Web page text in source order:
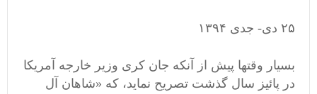
٢۵ دی- جدی ١٣٩۴
بسیار وقتها پیش از آنکه جان کری وزیر خارجه آمریکا
در پائیز سال گذشت تصریح نماید، که «شاهان آل